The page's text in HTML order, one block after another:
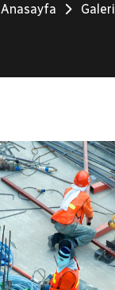
Anasayfa Galeri